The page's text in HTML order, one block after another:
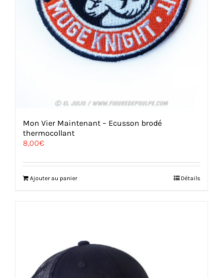
Mon Vier Maintenant – Ecusson brodé
thermocollant
8,00€
Ajouter au panier Détails